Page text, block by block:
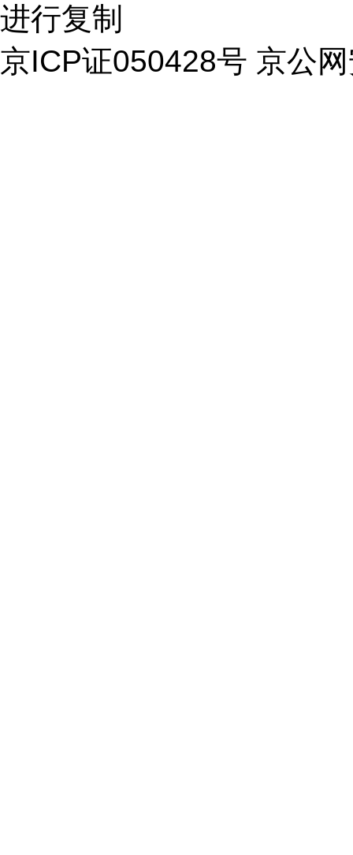
进行复制
京ICP证050428号 京公